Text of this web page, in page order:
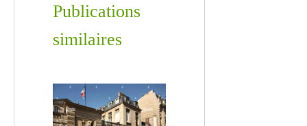
Publications
similaires